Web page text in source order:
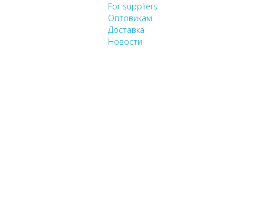
For suppliers
Оптовикам
Доставка
Новости